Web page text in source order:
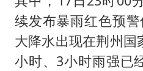
胡彦
胡彦
续发布暴雨红色预
大降水出现在荆州国
小时、3小时雨强已